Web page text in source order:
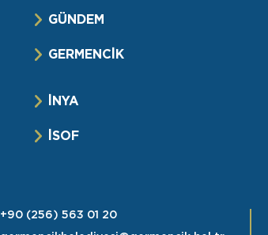
GÜNDEM
GERMENCİK
İNYA
İSOF
+90 (256) 563 01 20